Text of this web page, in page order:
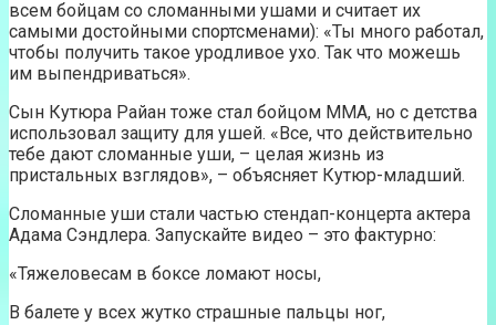
всем бойцам со сломанными ушами и считает их
самыми достойными спортсменами): «Ты много работал,
чтобы получить такое уродливое ухо. Так что можешь
им выпендриваться».
Сын Кутюра Райан тоже стал бойцом MMA, но с детства
использовал защиту для ушей. «Все, что действительно
тебе дают сломанные уши, – целая жизнь из
пристальных взглядов», – объясняет Кутюр-младший.
Сломанные уши стали частью стендап-концерта актера
Адама Сэндлера. Запускайте видео – это фактурно:
«Тяжеловесам в боксе ломают носы,
В балете у всех жутко страшные пальцы ног,